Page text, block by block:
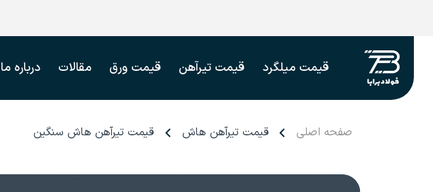
قیمت میلگرد قیمت تیرآهن قیمت ورق مقالات درباره ما
صفحه اصلی قیمت تیرآهن هاش قیمت تیرآهن هاش سنگین